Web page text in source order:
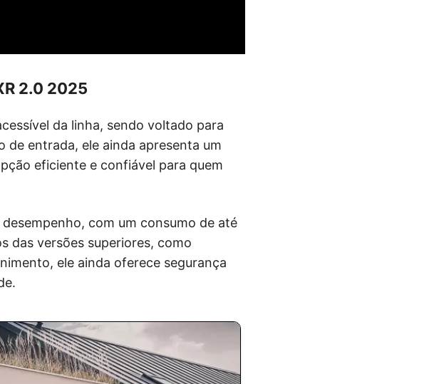
2.0 2025
da linha, sendo voltado para
de entrada, ele ainda apresenta um
eficiente e confiável para quem
com um consumo de até
das versões superiores, como
ele ainda oferece segurança